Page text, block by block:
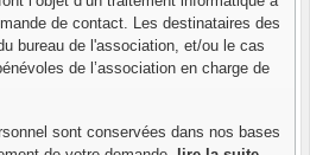
de contact. Les destinataires des
bureau de l'association, et/ou le cas
de l’association en charge de
sont conservées dans nos bases